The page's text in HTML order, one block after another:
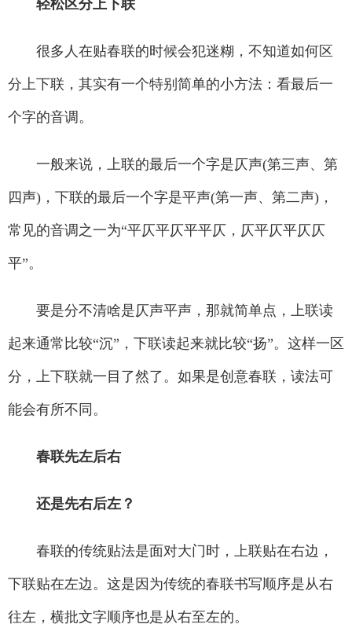
轻松区分上下联
很多人在贴春联的时候会犯迷糊，不知道如何区
分上下联，其实有一个特别简单的小方法：看最后一
个字的音调。
一般来说，上联的最后一个字是仄声(第三声、第
四声)，下联的最后一个字是平声(第一声、第二声)，
常见的音调之一为“平仄平仄平平仄，仄平仄平仄仄
平”。
要是分不清啥是仄声平声，那就简单点，上联读
起来通常比较“沉”，下联读起来就比较“扬”。这样一区
分，上下联就一目了然了。如果是创意春联，读法可
能会有所不同。
春联先左后右
还是先右后左？
春联的传统贴法是面对大门时，上联贴在右边，
下联贴在左边。这是因为传统的春联书写顺序是从右
往左，横批文字顺序也是从右至左的。